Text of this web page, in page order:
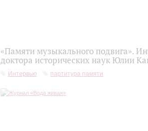
«Памяти музыкального подвига».
доктора исторических наук Юлии
Интервью партитура памяти